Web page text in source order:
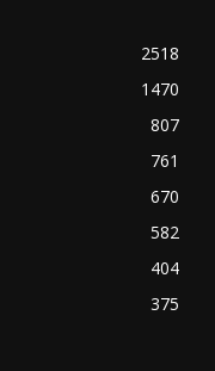
2518
1470
807
761
670
582
404
375